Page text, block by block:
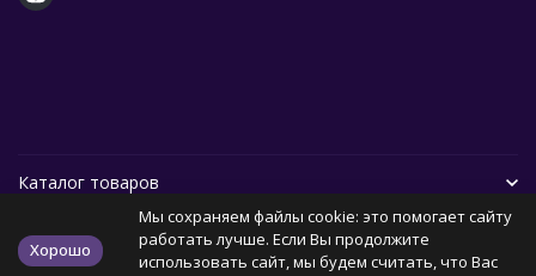
Каталог товаров
Помощь
Хорошо
Мы сохраняем файлы cookie: это помогает сайту
работать лучше. Если Вы продолжите
использовать сайт, мы будем считать, что Вас